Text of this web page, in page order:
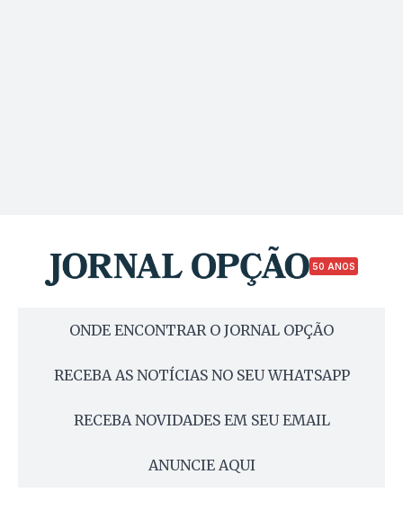
50 ANOS
ONDE ENCONTRAR O JORNAL OPÇÃO
RECEBA AS NOTÍCIAS NO SEU WHATSAPP
RECEBA NOVIDADES EM SEU EMAIL
ANUNCIE AQUI